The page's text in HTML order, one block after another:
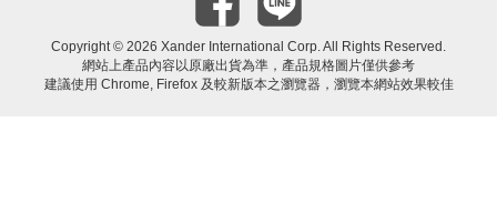
Copyright © 2026 Xander International Corp. All Rights Reserved.
網站上產品內容以原廠出貨為準，產品規格圖片僅供參考
建議使用 Chrome, Firefox 及較新版本之瀏覽器，瀏覽本網站效果較佳